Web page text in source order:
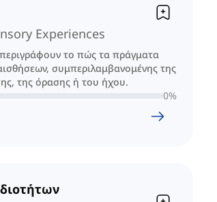
Experiences
περιγράφουν το πώς τα πράγματα
συμπεριλαμβανομένης της
της όρασης ή του ήχου.
0%